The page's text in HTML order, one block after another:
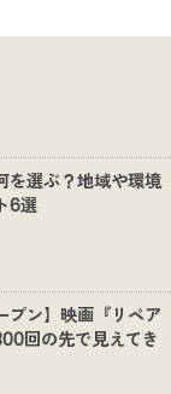
を選ぶ？地域や環境
6選
プン】映画『リペア
回の先で見えてき